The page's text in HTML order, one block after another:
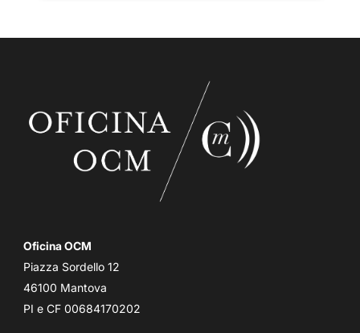
Oficina OCM
Piazza Sordello 12
46100 Mantova
PI e CF 00684170202